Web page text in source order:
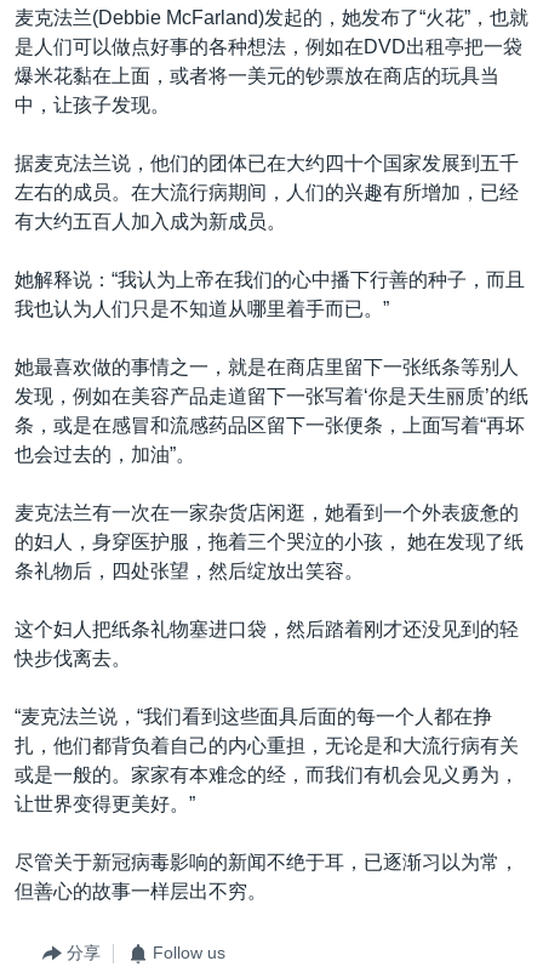
GEN Z 看美国
麦克法兰(Debbie McFarland)发起的，她发布了“火花”，也就
是人们可以做点好事的各种想法，例如在DVD出租亭把一袋
爆米花黏在上面，或者将一美元的钞票放在商店的玩具当
中，让孩子发现。
据麦克法兰说，他们的团体已在大约四十个国家发展到五千
左右的成员。在大流行病期间，人们的兴趣有所增加，已经
有大约五百人加入成为新成员。
她解释说：“我认为上帝在我们的心中播下行善的种子，而且
我也认为人们只是不知道从哪里着手而已。”
她最喜欢做的事情之一，就是在商店里留下一张纸条等别人
发现，例如在美容产品走道留下一张写着‘你是天生丽质’的纸
条，或是在感冒和流感药品区留下一张便条，上面写着“再坏
也会过去的，加油”。
麦克法兰有一次在一家杂货店闲逛，她看到一个外表疲惫的
的妇人，身穿医护服，拖着三个哭泣的小孩， 她在发现了纸
条礼物后，四处张望，然后绽放出笑容。
这个妇人把纸条礼物塞进口袋，然后踏着刚才还没见到的轻
快步伐离去。
“麦克法兰说，“我们看到这些面具后面的每一个人都在挣
扎，他们都背负着自己的内心重担，无论是和大流行病有关
或是一般的。家家有本难念的经，而我们有机会见义勇为，
让世界变得更美好。”
尽管关于新冠病毒影响的新闻不绝于耳，已逐渐习以为常，
但善心的故事一样层出不穷。
分享 Follow us